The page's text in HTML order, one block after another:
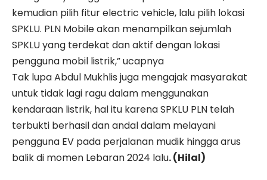
kemudian pilih fitur electric vehicle, lalu pilih lokasi
SPKLU. PLN Mobile akan menampilkan sejumlah
SPKLU yang terdekat dan aktif dengan lokasi
pengguna mobil listrik,” ucapnya
Tak lupa Abdul Mukhlis juga mengajak masyarakat
untuk tidak lagi ragu dalam menggunakan
kendaraan listrik, hal itu karena SPKLU PLN telah
terbukti berhasil dan andal dalam melayani
pengguna EV pada perjalanan mudik hingga arus
balik di momen Lebaran 2024 lalu. (Hilal)